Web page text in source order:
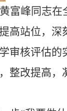
富峰同志在
高站位，深
审核评估的
整改提高，